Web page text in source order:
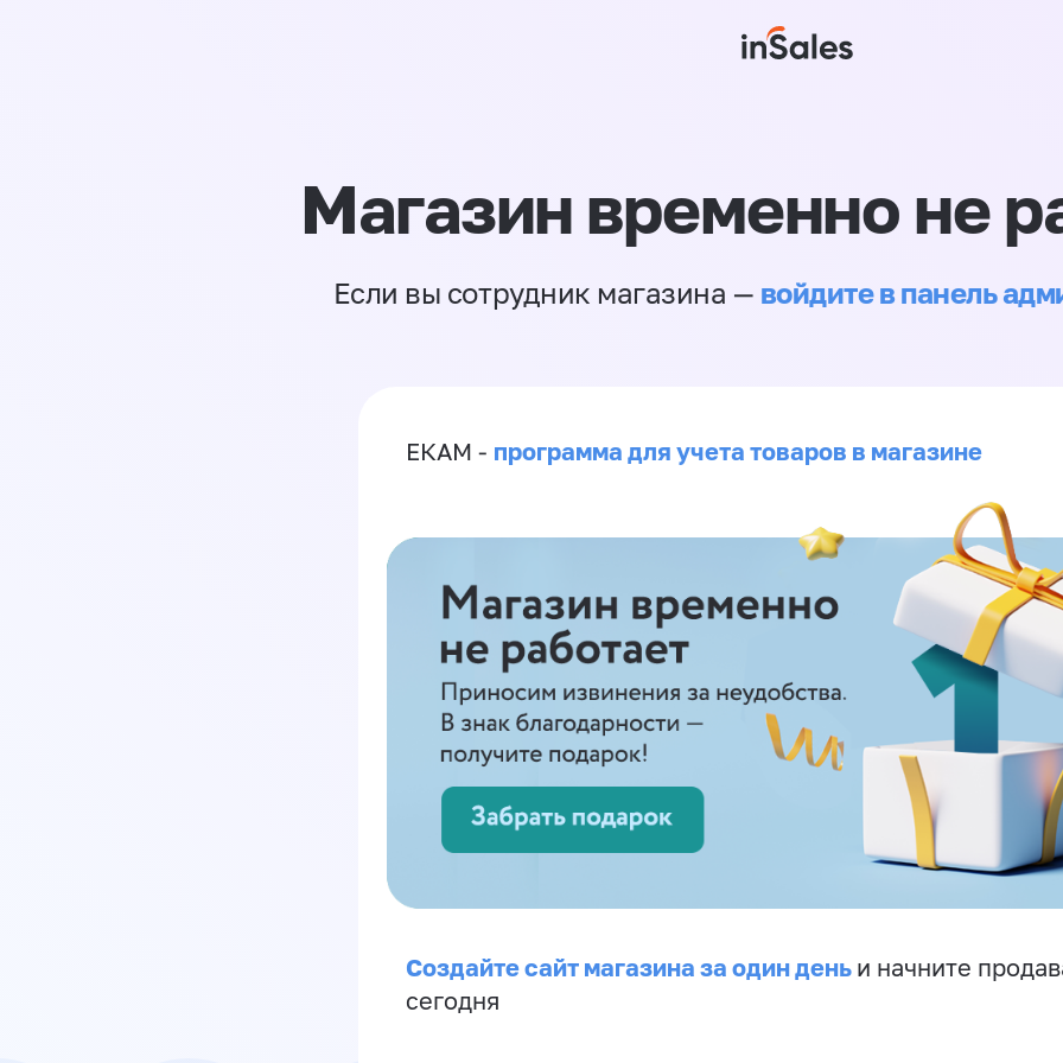
Магазин временно не
Если вы сотрудник магазина — войдите в панель
ЕКАМ - программа для учета товаров в магазине
Создайте сайт магазина за один день и начните
сегодня